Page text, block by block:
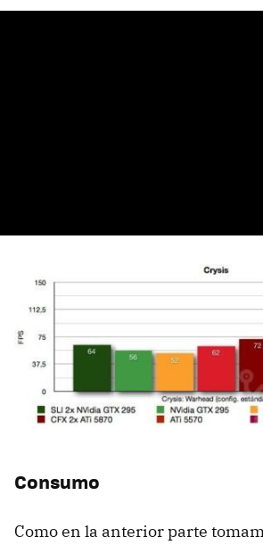
Consumo
Como en la anterior parte